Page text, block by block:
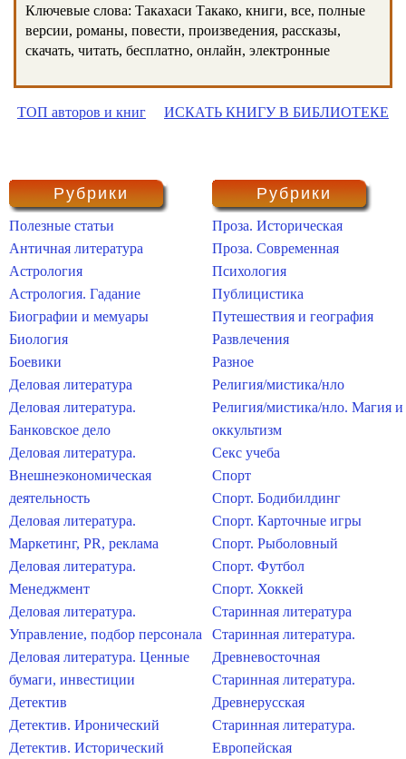
Ключевые слова: Такахаси Такако, книги, все, полные
версии, романы, повести, произведения, рассказы,
скачать, читать, бесплатно, онлайн, электронные
ТОП авторов и книг ИСКАТЬ КНИГУ В БИБЛИОТЕКЕ
Рубрики
Полезные статьи
Античная литература
Астрология
Астрология. Гадание
Биографии и мемуары
Биология
Боевики
Деловая литература
Деловая литература.
Банковское дело
Деловая литература.
Внешнеэкономическая
деятельность
Деловая литература.
Маркетинг, PR, реклама
Деловая литература.
Менеджмент
Деловая литература.
Управление, подбор персонала
Деловая литература. Ценные
бумаги, инвестиции
Детектив
Детектив. Иронический
Детектив. Исторический
Рубрики
Проза. Историческая
Проза. Современная
Психология
Публицистика
Путешествия и география
Развлечения
Разное
Религия/мистика/нло
Религия/мистика/нло. Магия и
оккультизм
Секс учеба
Спорт
Спорт. Бодибилдинг
Спорт. Карточные игры
Спорт. Рыболовный
Спорт. Футбол
Спорт. Хоккей
Старинная литература
Старинная литература.
Древневосточная
Старинная литература.
Древнерусская
Старинная литература.
Европейская